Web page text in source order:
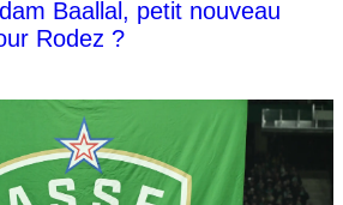
Baallal, petit nouveau
Rodez ?